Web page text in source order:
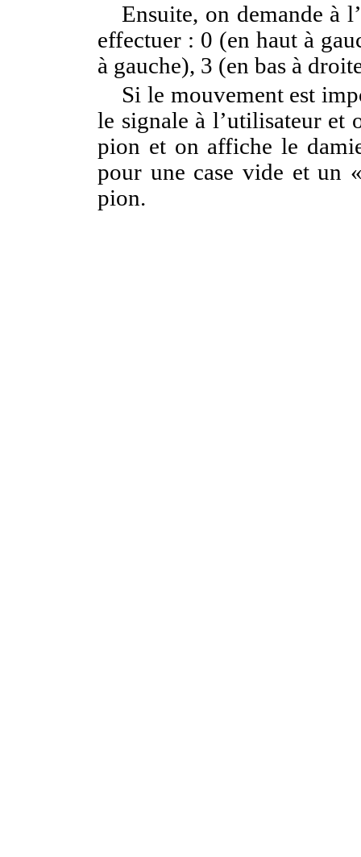
Ensuite, on demande à
effectuer : 0 (en haut à
à gauche), 3 (en bas à
Si le mouvement est
le signale à l’utilisateur et
pion et on affiche le
pour une case vide et un
pion.